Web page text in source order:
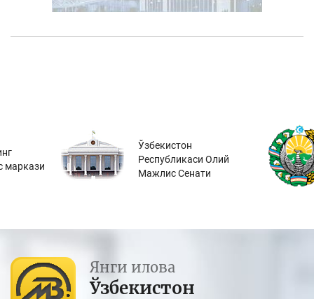
маркази
Ўзбекистон
Республикаси Олий
Мажлис Сенати
Янги илова
Ўзбекистон